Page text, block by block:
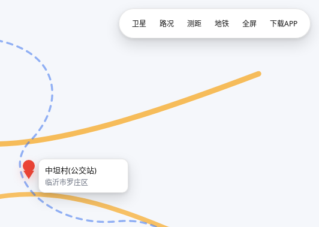
中坦村(公交站)
临沂市罗庄区
卫星 路况 测距 地铁 全屏 下载APP